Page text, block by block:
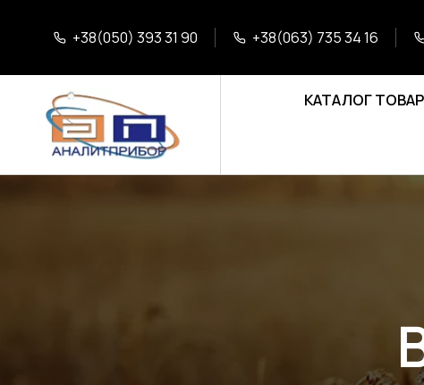
+38(050) 393 31 90 +38(063) 735 34 16
КАТАЛОГ